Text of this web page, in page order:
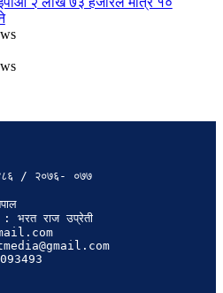
/ २०७६- ०७७
राज उप्रेती